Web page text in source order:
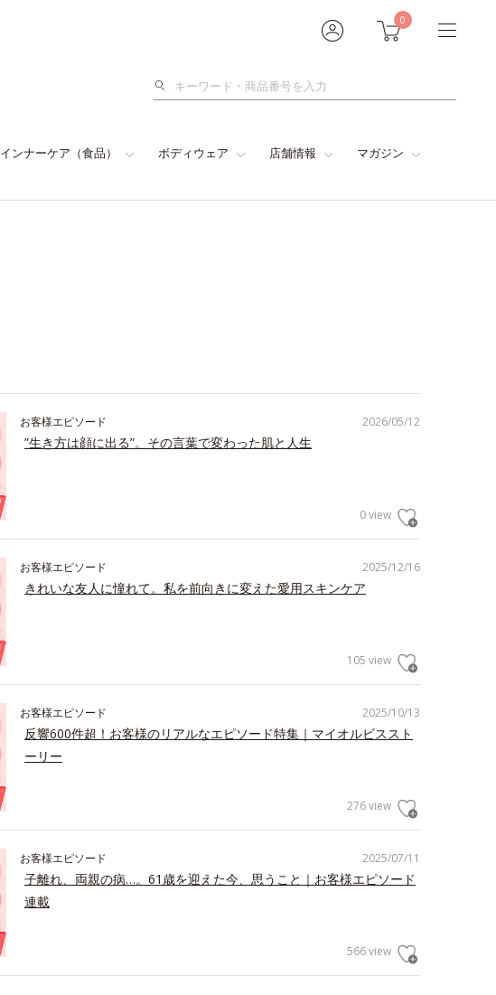
0
検
インナーケア（食品） ボディウェア 店舗情報 マガジン
2026/05/12
お客様エピソード
”生き方は顔に出る”。その言葉で変わった肌と人生
0 view
2025/12/16
お客様エピソード
きれいな友人に憧れて。私を前向きに変えた愛用スキンケア
105 view
2025/10/13
お客様エピソード
反響600件超！お客様のリアルなエピソード特集｜マイオルビススト
ーリー
276 view
2025/07/11
お客様エピソード
子離れ、両親の病…。61歳を迎えた今、思うこと｜お客様エピソード
連載
566 view